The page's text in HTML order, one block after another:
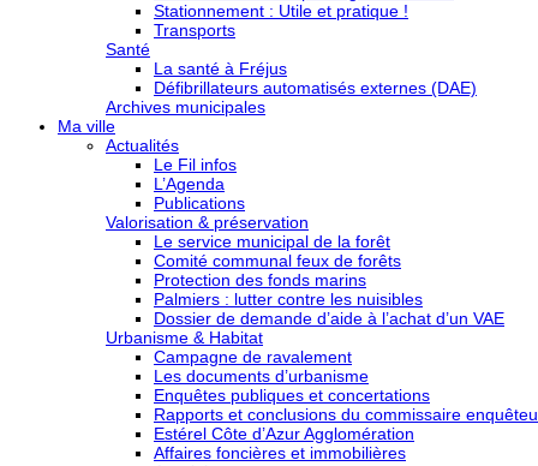
Stationnement : Utile et pratique !
Transports
Santé
La santé à Fréjus
Défibrillateurs automatisés externes (DAE)
Archives municipales
Ma ville
Actualités
Le Fil infos
L’Agenda
Publications
Valorisation & préservation
Le service municipal de la forêt
Comité communal feux de forêts
Protection des fonds marins
Palmiers : lutter contre les nuisibles
Dossier de demande d’aide à l’achat d’un VAE
Urbanisme & Habitat
Campagne de ravalement
Les documents d’urbanisme
Enquêtes publiques et concertations
Rapports et conclusions du commissaire
Estérel Côte d’Azur Agglomération
Affaires foncières et immobilières